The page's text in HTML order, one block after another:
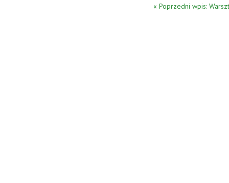
« Poprzedni wpis: